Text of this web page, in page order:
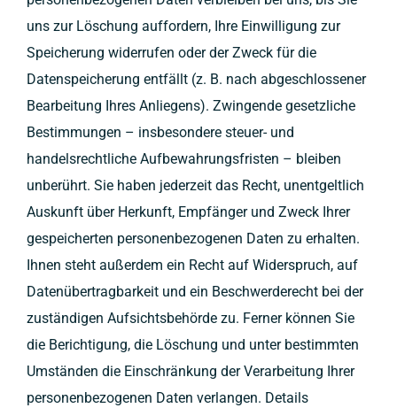
uns zur Löschung auffordern, Ihre Einwilligung zur
Speicherung widerrufen oder der Zweck für die
Datenspeicherung entfällt (z. B. nach abgeschlossener
Bearbeitung Ihres Anliegens). Zwingende gesetzliche
Bestimmungen – insbesondere steuer- und
handelsrechtliche Aufbewahrungsfristen – bleiben
unberührt. Sie haben jederzeit das Recht, unentgeltlich
Auskunft über Herkunft, Empfänger und Zweck Ihrer
gespeicherten personenbezogenen Daten zu erhalten.
Ihnen steht außerdem ein Recht auf Widerspruch, auf
Datenübertragbarkeit und ein Beschwerderecht bei der
zuständigen Aufsichtsbehörde zu. Ferner können Sie
die Berichtigung, die Löschung und unter bestimmten
Umständen die Einschränkung der Verarbeitung Ihrer
personenbezogenen Daten verlangen. Details